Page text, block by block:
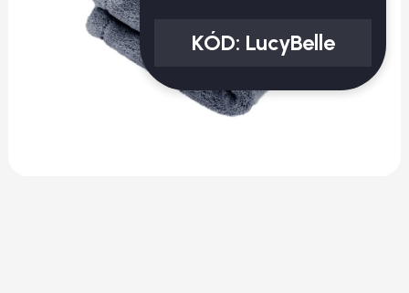
KÓD: LucyBelle